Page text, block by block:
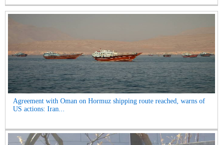
Agreement with Oman on Hormuz shipping route reached, warns of
US actions: Iran...